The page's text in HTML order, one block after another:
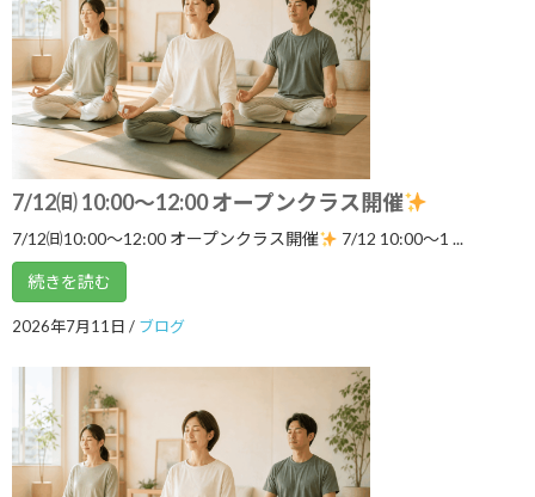
2024年12月
2024年11月
2024年10月
2024年9月
2024年8月
2024年7月
2024年6月
2024年5月
2024年3月
2024年2月
7/12㈰ 10:00～12:00 オープンクラス開催
7/12㈰10:00～12:00 オープンクラス開催 7/12 10:00〜1 ...
続きを読む
2026年7月11日 / ブログ